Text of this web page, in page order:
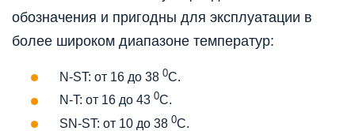
обозначения и пригодны для эксплуатации в
более широком диапазоне температур:
N-ST: от 16 до 38 0С.
N-T: от 16 до 43 0С.
SN-ST: от 10 до 38 0С.